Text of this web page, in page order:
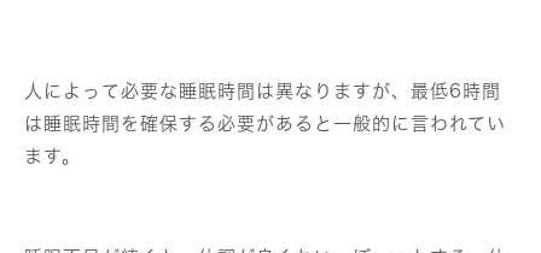
人によって必要な睡眠時間は異なりますが、最低6時間
は睡眠時間を確保する必要があると一般的に言われてい
ます。